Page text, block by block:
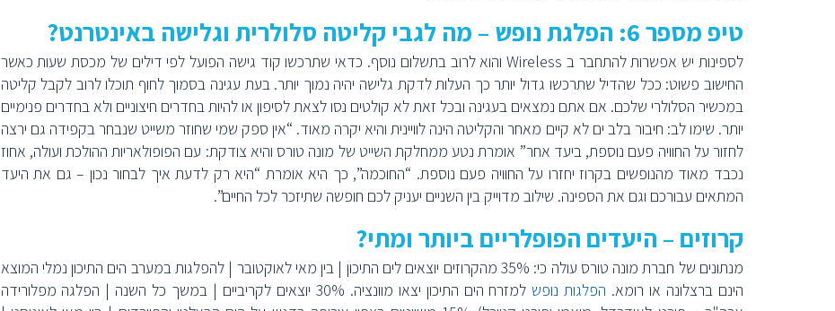
טיפ מספר 6: הפלגת נופש – מה לגבי קליטה סלולרית וגלישה באינטרנט?
לספינות יש אפשרות להתחבר ב Wireless והוא לרוב בתשלום נוסף. כדאי שתרכשו קוד גישה הפועל לפי דילים של מכסת שעות כאשר
החישוב פשוט: ככל שהדיל שתרכשו גדול יותר כך העלות לדקת גלישה יהיה נמוך יותר. בעת עגינה בסמוך לחוף תוכלו לרוב לקבל קליטה
במכשיר הסלולרי שלכם. אם אתם נמצאים בעגינה ובכל זאת לא קולטים נסו לצאת לסיפון או להיות בחדרים חיצוניים ולא בחדרים פנימיים
יותר. שימו לב: חיבור בלב ים לא קיים מאחר והקליטה הינה לוויינית והיא יקרה מאוד. “אין ספק שמי שחוזר משייט שנבחר בקפידה גם ירצה
לחזור על החוויה פעם נוספת, ביעד אחר” אומרת נטע ממחלקת השייט של מונה טורס והיא צודקת: עם הפופולאריות ההולכת ועולה, אחוז
נכבד מאוד מהנופשים בקרוז יחזרו על החוויה פעם נוספת. “החוכמה”, כך היא אומרת “היא רק לדעת איך לבחור נכון – גם את היעד
המתאים עבורכם וגם את הספינה. שילוב מדוייק בין השניים יעניק לכם חופשה שתיזכר לכל החיים”.
קרוזים – היעדים הפופלריים ביותר ומתי?
מנתונים של חברת מונה טורס עולה כי: 35% מהקרוזים יוצאים לים התיכון | בין מאי לאוקטובר | להפלגות במערב הים התיכון נמלי המוצא
הינם ברצלונה או רומא. הפלגות נופש
למזרח הים התיכון יצאו מוונציה. 30% יוצאים לקריביים | במשך כל השנה | הפלגה מפלורידה